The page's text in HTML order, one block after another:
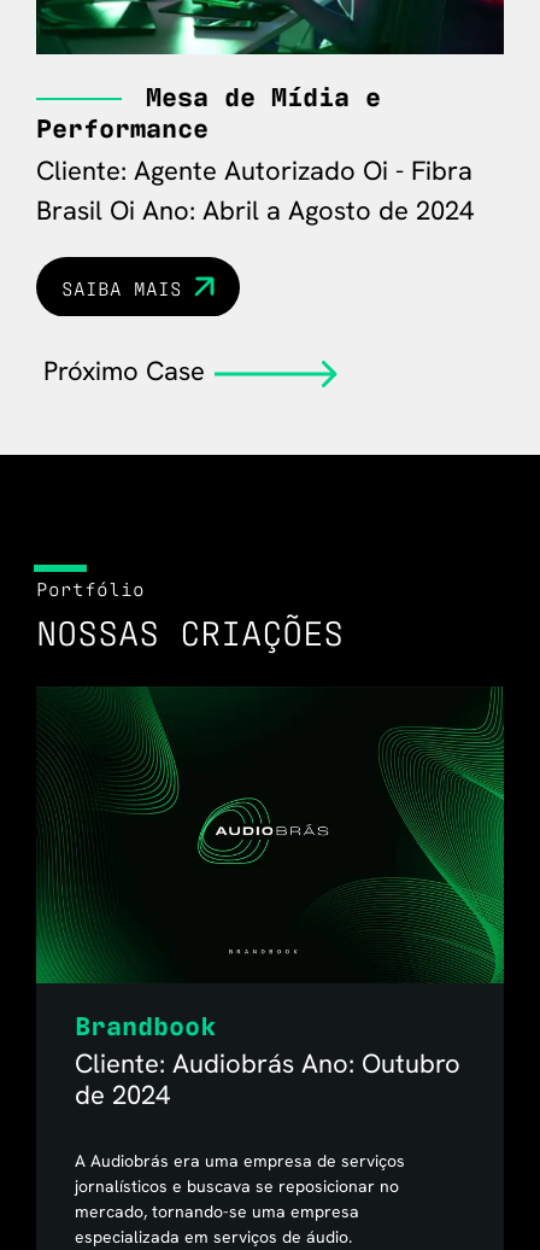
Mesa de Mídia e
Performance
Cliente: Agente Autorizado Oi - Fibra
Brasil Oi Ano: Abril a Agosto de 2024
SAIBA MAIS
Próximo Case
Portfólio
NOSSAS CRIAÇÕES
Brandbook
Cliente: Audiobrás Ano: Outubro
de 2024
A Audiobrás era uma empresa de serviços
jornalísticos e buscava se reposicionar no
mercado, tornando-se uma empresa
especializada em serviços de áudio.